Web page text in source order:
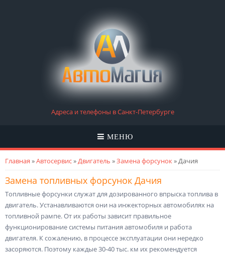
Адреса и телефоны в Санкт-Петербурге
МЕНЮ
Вы здесь
Главная »Автосервис»Двигатель »Замена форсунок» Дачия
Замена топливных форсунок Дачия
Топливные форсунки служат для дозированного впрыска топлива в
двигатель. Устанавливаются они на инжекторных автомобилях на
топливной рампе. От их работы зависит правильное
функционирование системы питания автомобиля и работа
двигателя. К сожалению, в процессе эксплуатации они нередко
засоряются. Поэтому каждые 30-40 тыс. км их рекомендуется